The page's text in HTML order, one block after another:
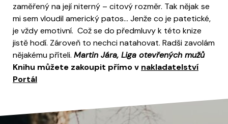
zaměřený na její niterný – citový rozměr. Tak nějak se
mi sem vloudil americký patos… Jenže co je patetické,
je vždy emotivní. Což se do předmluvy k této knize
jistě hodí. Zároveň to nechci natahovat. Radši zavolám
nějakému příteli. Martin Jára, Liga otevřených mužů
Knihu můžete zakoupit přímo v nakladatelství
Portál